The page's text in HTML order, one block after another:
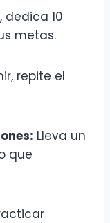
dedica 10
metas.
repite el
Lleva un
que